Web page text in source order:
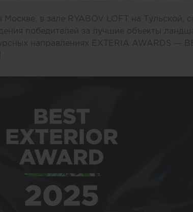
Москве, в зале RYABOV LOFT на Тульской,
победителей за лучшие объекты
направлениях EXTERIA AWARDS —